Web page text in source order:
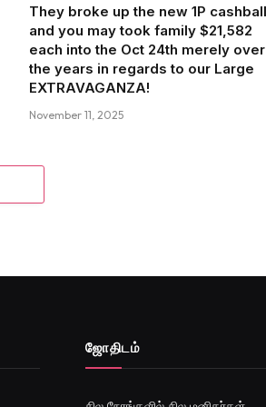
They broke up the new 1P
and you may took family $21,582
each into the Oct 24th merely over
the years in regards to our Large
EXTRAVAGANZA!
November 11, 2025
ஜோ‌திட‌ம்